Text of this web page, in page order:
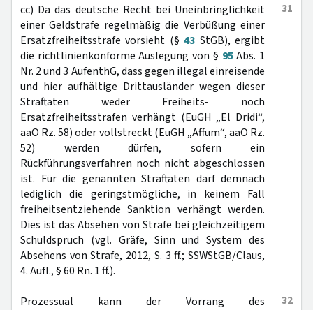
31
cc) Da das deutsche Recht bei Uneinbringlichkeit
einer Geldstrafe regelmäßig die Verbüßung einer
Ersatzfreiheitsstrafe vorsieht (§43 StGB), ergibt
die richtlinienkonforme Auslegung von § 95Abs. 1
Nr. 2 und 3 AufenthG, dass gegen illegal einreisende
und hier aufhältige Drittausländer wegen dieser
Straftaten weder Freiheits- noch
Ersatzfreiheitsstrafen verhängt (EuGH „El Dridi“,
aaO Rz. 58) oder vollstreckt (EuGH „Affum“, aaO Rz.
52) werden dürfen, sofern ein
Rückführungsverfahren noch nicht abgeschlossen
ist. Für die genannten Straftaten darf demnach
lediglich die geringstmögliche, in keinem Fall
freiheitsentziehende Sanktion verhängt werden.
Dies ist das Absehen von Strafe bei gleichzeitigem
Schuldspruch (vgl. Gräfe, Sinn und System des
Absehens von Strafe, 2012, S. 3 ff.; SSWStGB/Claus,
4. Aufl., § 60 Rn. 1 ff.).
32
Prozessual kann der Vorrang des